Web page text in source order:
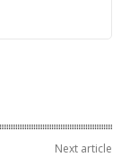
Next article